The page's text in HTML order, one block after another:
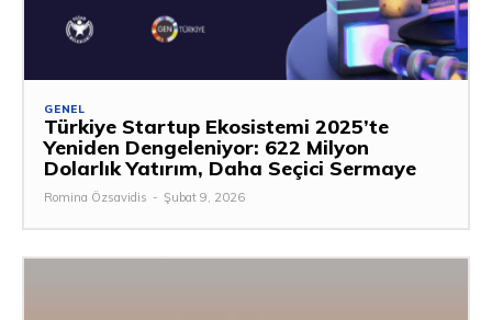
GENEL
Türkiye Startup Ekosistemi 2025’te
Yeniden Dengeleniyor: 622 Milyon
Dolarlık Yatırım, Daha Seçici Sermaye
Romina Özsavidis - Şubat 9, 2026